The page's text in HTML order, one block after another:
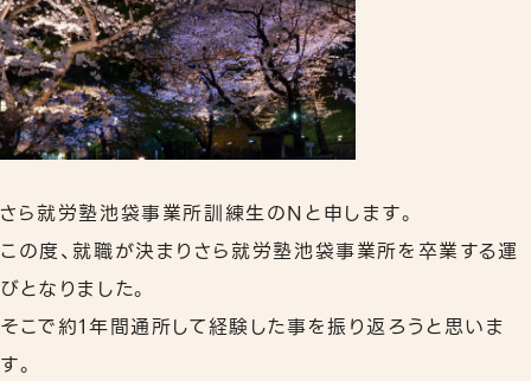
相談支援
事業所案内
下北沢事業所
職員紹介
よくあるご質問
さら就労塾池袋事業所訓練生のNと申します。
この度、就職が決まりさら就労塾池袋事業所を卒業する運
びとなりました。
そこで約1年間通所して経験した事を振り返ろうと思いま
す。